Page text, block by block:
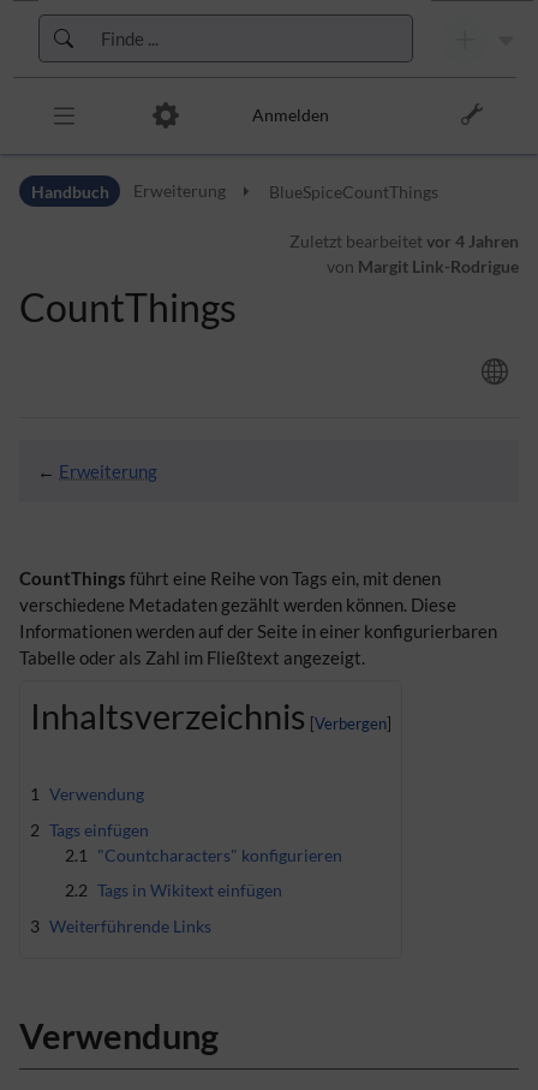
Zur Kopfleiste
Zur Hauptnavigation
Zu den Seitenwerkzeugen
Anmelden
Handbuch Erweiterung BlueSpiceCountThings
Zuletzt bearbeitetvor 4 Jahren
von Margit Link-Rodrigue
CountThings
← Erweiterung
CountThings führt eine Reihe von Tags ein, mit denen
verschiedene Metadaten gezählt werden können. Diese
Informationen werden auf der Seite in einer konfigurierbaren
Tabelle oder als Zahl im Fließtext angezeigt.
Inhaltsverzeichnis
1 Verwendung
2 Tags einfügen
2.1
"Countcharacters" konfigurieren
2.2 Tags in Wikitext einfügen
3 Weiterführende Links
Verwendung